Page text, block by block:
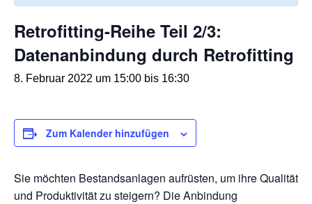
Retrofitting-Reihe Teil 2/3:
Datenanbindung durch Retrofitting
8. Februar 2022 um 15:00 bis 16:30
Sie möchten Bestandsanlagen aufrüsten, um ihre Qualität
und Produktivität zu steigern? Die Anbindung
Zum Kalender hinzufügen